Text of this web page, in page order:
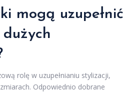
mogą uzupełnić
rolę w uzupełnianiu stylizacji,
Odpowiednio dobrane